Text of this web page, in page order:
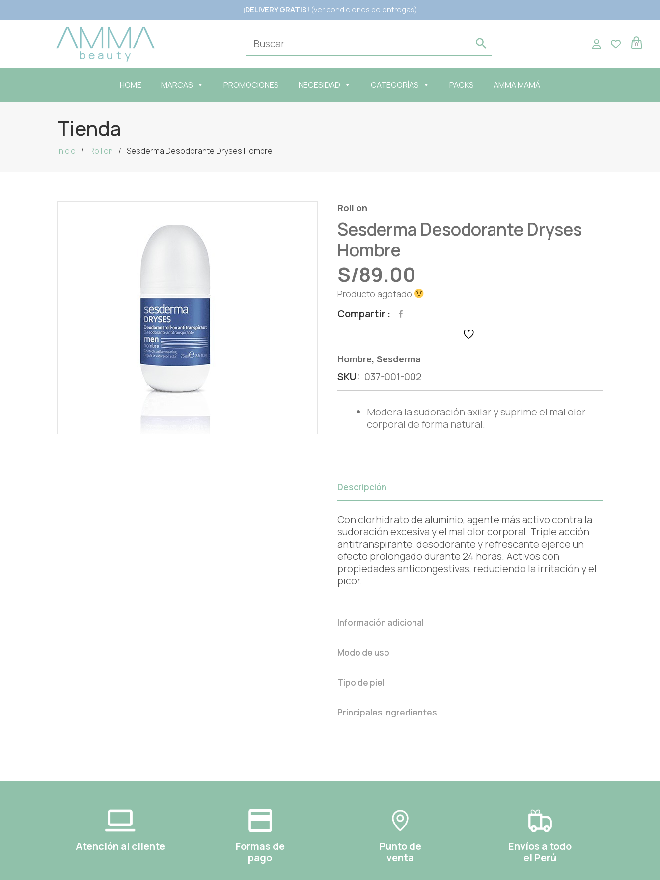
¡DELIVERY GRATIS! (ver condiciones de entregas)
0
HOME MARCAS PROMOCIONES NECESIDAD CATEGORÍAS PACKS AMMA MAMÁ
Tienda
Inicio Roll on Sesderma Desodorante Dryses Hombre
Roll on
Sesderma Desodorante Dryses
Hombre
S/89.00
Producto agotado
Compartir
Hombre, Sesderma
SKU: 037-001-002
Modera la sudoración axilar y suprime el mal olor
corporal de forma natural.
Descripción
Con clorhidrato de aluminio, agente más activo contra la
sudoración excesiva y el mal olor corporal. Triple acción
antitranspirante, desodorante y refrescante ejerce un
efecto prolongado durante 24 horas. Activos con
propiedades anticongestivas, reduciendo la irritación y el
picor.
Información adicional
Modo de uso
Tipo de piel
Principales ingredientes
Atención al cliente
Formas de
pago
Punto de
venta
Envíos a todo
el Perú